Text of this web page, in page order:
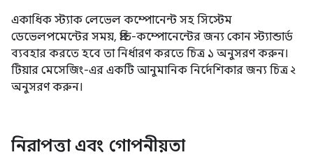
একাধিক স্ট্যাক লেভেল কম্পোনেন্ট সহ সিস্টেম
ডেভেলপমেন্টের সময়, প্রতি-কম্পোনেন্টের জন্য কোন স্ট্যান্ডার্ড
ব্যবহার করতে হবে তা নির্ধারণ করতে চিত্র ১ অনুসরণ করুন।
টিয়ার মেসেজিং-এর একটি আনুমানিক নির্দেশিকার জন্য চিত্র ২
অনুসরণ করুন।
নিরাপত্তা এবং গোপনীয়তা